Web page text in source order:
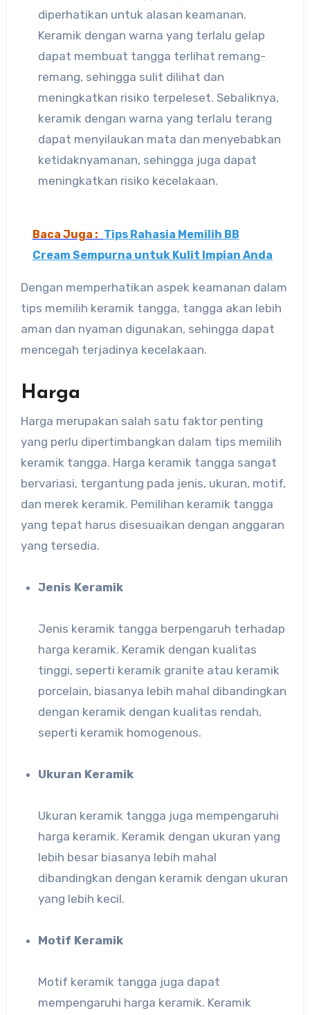
diperhatikan untuk alasan keamanan.
Keramik dengan warna yang terlalu gelap
dapat membuat tangga terlihat remang-
remang, sehingga sulit dilihat dan
meningkatkan risiko terpeleset. Sebaliknya,
keramik dengan warna yang terlalu terang
dapat menyilaukan mata dan menyebabkan
ketidaknyamanan, sehingga juga dapat
meningkatkan risiko kecelakaan.
Baca Juga : Tips Rahasia Memilih BB
Cream Sempurna untuk Kulit Impian Anda
Dengan memperhatikan aspek keamanan dalam
tips memilih keramik tangga, tangga akan lebih
aman dan nyaman digunakan, sehingga dapat
mencegah terjadinya kecelakaan.
Harga
Harga merupakan salah satu faktor penting
yang perlu dipertimbangkan dalam tips memilih
keramik tangga. Harga keramik tangga sangat
bervariasi, tergantung pada jenis, ukuran, motif,
dan merek keramik. Pemilihan keramik tangga
yang tepat harus disesuaikan dengan anggaran
yang tersedia.
Jenis Keramik
Jenis keramik tangga berpengaruh terhadap
harga keramik. Keramik dengan kualitas
tinggi, seperti keramik granite atau keramik
porcelain, biasanya lebih mahal dibandingkan
dengan keramik dengan kualitas rendah,
seperti keramik homogenous.
Ukuran Keramik
Ukuran keramik tangga juga mempengaruhi
harga keramik. Keramik dengan ukuran yang
lebih besar biasanya lebih mahal
dibandingkan dengan keramik dengan ukuran
yang lebih kecil.
Motif Keramik
Motif keramik tangga juga dapat
mempengaruhi harga keramik. Keramik